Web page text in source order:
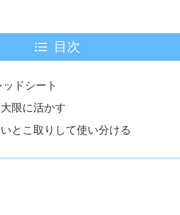
目次
ドシート
限に活かす
とこ取りして使い分ける